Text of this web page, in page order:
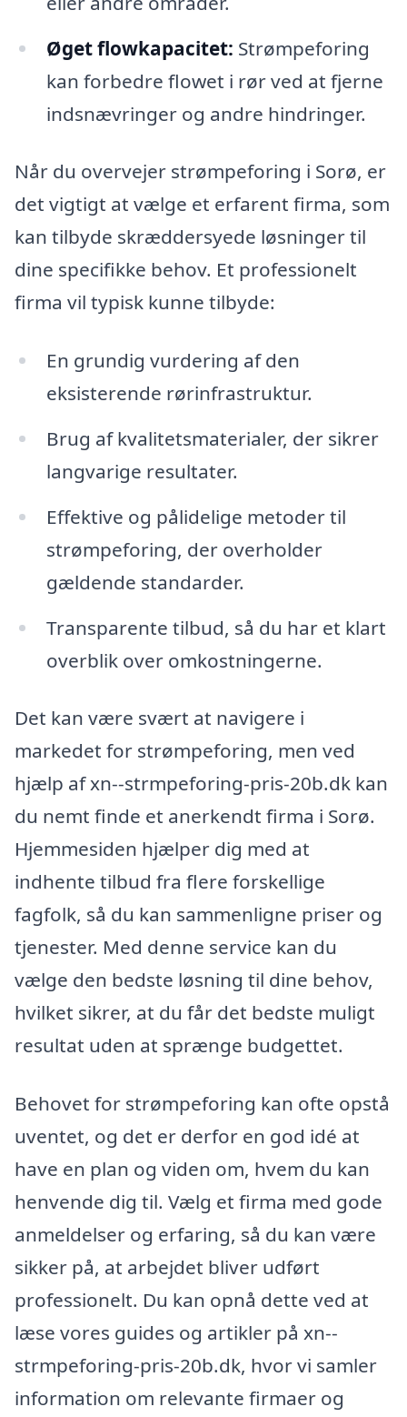
Øget flowkapacitet: Strømpeforing
kan forbedre flowet i rør ved at fjerne
indsnævringer og andre hindringer.
Når du overvejer strømpeforing i Sorø, er
det vigtigt at vælge et erfarent firma, som
kan tilbyde skræddersyede løsninger til
dine specifikke behov. Et professionelt
firma vil typisk kunne tilbyde:
En grundig vurdering af den
eksisterende rørinfrastruktur.
Brug af kvalitetsmaterialer, der sikrer
langvarige resultater.
Effektive og pålidelige metoder til
strømpeforing, der overholder
gældende standarder.
Transparente tilbud, så du har et klart
overblik over omkostningerne.
Det kan være svært at navigere i
markedet for strømpeforing, men ved
hjælp af xn--strmpeforing-pris-20b.dk kan
du nemt finde et anerkendt firma i Sorø.
Hjemmesiden hjælper dig med at
indhente tilbud fra flere forskellige
fagfolk, så du kan sammenligne priser og
tjenester. Med denne service kan du
vælge den bedste løsning til dine behov,
hvilket sikrer, at du får det bedste muligt
resultat uden at sprænge budgettet.
Behovet for strømpeforing kan ofte opstå
uventet, og det er derfor en god idé at
have en plan og viden om, hvem du kan
henvende dig til. Vælg et firma med gode
anmeldelser og erfaring, så du kan være
sikker på, at arbejdet bliver udført
professionelt. Du kan opnå dette ved at
læse vores guides og artikler på xn--
strmpeforing-pris-20b.dk, hvor vi samler
information om relevante firmaer og